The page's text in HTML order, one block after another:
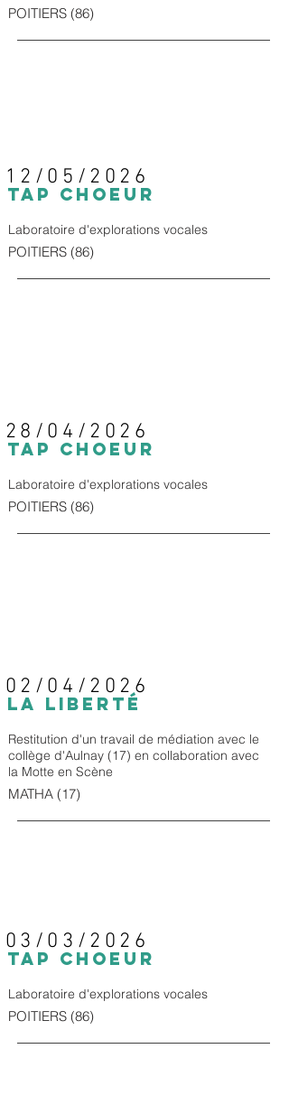
POITIERS (86)
12/05/2026
TAP CHOEUR
Laboratoire d'explorations vocales
POITIERS (86)
28/04/2026
TAP CHOEUR
Laboratoire d'explorations vocales
POITIERS (86)
02/04/2026
LA LIBERTÉ
Restitution d'un travail de médiation avec le
collège d'Aulnay (17) en collaboration avec
la Motte en Scène
MATHA (17)
03/03/2026
TAP CHOEUR
Laboratoire d'explorations vocales
POITIERS (86)